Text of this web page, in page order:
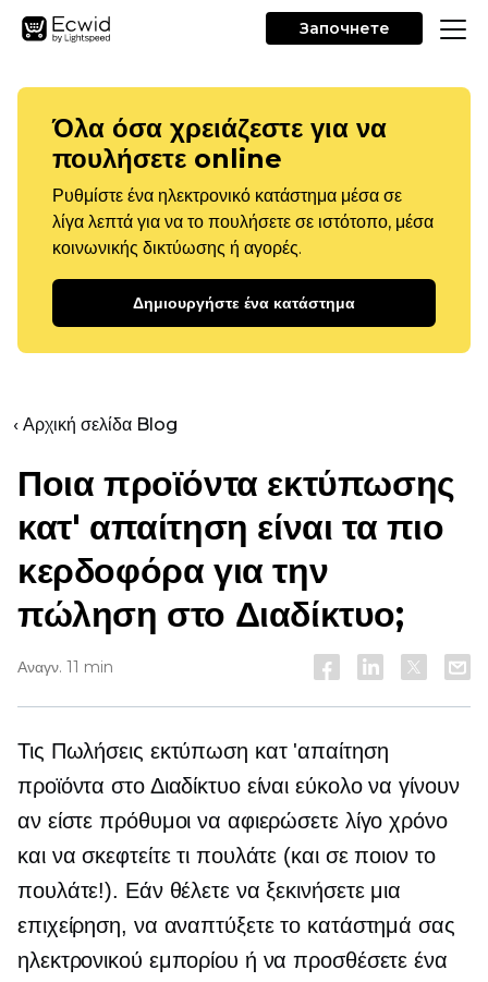
Започнете
Όλα όσα χρειάζεστε για να
πουλήσετε online
Ρυθμίστε ένα ηλεκτρονικό κατάστημα μέσα σε
λίγα λεπτά για να το πουλήσετε σε ιστότοπο, μέσα
κοινωνικής δικτύωσης ή αγορές.
Δημιουργήστε ένα κατάστημα
‹ Αρχική σελίδα Blog
Ποια προϊόντα εκτύπωσης
κατ' απαίτηση είναι τα πιο
κερδοφόρα για την
πώληση στο Διαδίκτυο;
Αναγν. 11 min
Τις Πωλήσεις εκτύπωση κατ 'απαίτηση
προϊόντα στο Διαδίκτυο είναι εύκολο να γίνουν
αν είστε πρόθυμοι να αφιερώσετε λίγο χρόνο
και να σκεφτείτε τι πουλάτε (και σε ποιον το
πουλάτε!). Εάν θέλετε να ξεκινήσετε μια
επιχείρηση, να αναπτύξετε το κατάστημά σας
ηλεκτρονικού εμπορίου ή να προσθέσετε ένα